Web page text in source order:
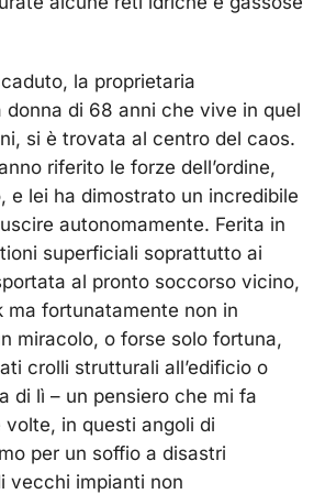
la proprietaria
donna di 68 anni che vive in quel
si è trovata al centro del caos.
riferito le forze dell’ordine,
e lei ha dimostrato un incredibile
autonomamente. Ferita in
superficiali soprattutto ai
al pronto soccorso vicino,
ma fortunatamente non in
miracolo, o forse solo fortuna,
crolli strutturali all’edificio o
di lì – un pensiero che mi fa
in questi angoli di
per un soffio a disastri
vecchi impianti non